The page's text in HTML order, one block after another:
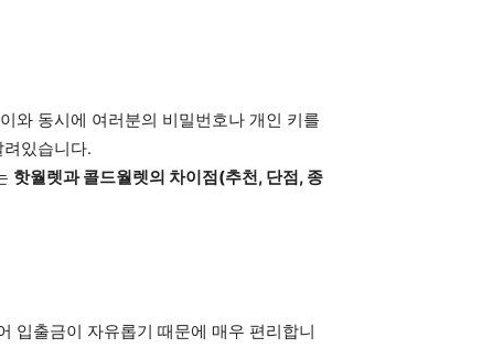
와 동시에 여러분의 비밀번호나 개인 키를
있습니다.
핫월렛과 콜드월렛의 차이점(추천, 단점, 종
입출금이 자유롭기 때문에 매우 편리합니